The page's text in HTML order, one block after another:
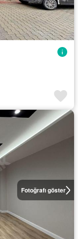
Fotoğrafı göster